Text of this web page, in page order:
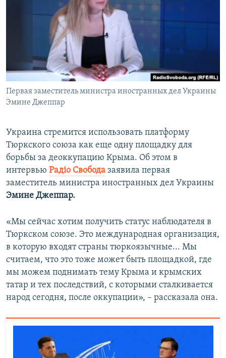
СОВЕТЫ ПРАВОЗАЩИТНИКОВ
ПРОПАВШИЕ БЕЗ ВЕСТИ
ПОБЕДИТЕЛЕЙ НЕ СУДЯТ?
КРЫМ.НЕПОКОРЕННЫЙ
УКРАИНСКАЯ ПРОБЛЕМА КРЫМА
Qırımtatar
ПРИСОЕДИНЯЙТЕСЬ!
Все сайты RFE/RL
Первая заместитель министра иностранных дел Украины
Эмине Джеппар
Украина стремится использовать платформу
Тюркского союза как еще одну площадку для
борьбы за деоккупацию Крыма. Об этом в
интервью Радiо Свобода заявила первая
заместитель министра иностранных дел Украины
Эмине Джеппар.
«Мы сейчас хотим получить статус наблюдателя в
Тюркском союзе. Это международная организация,
в которую входят страны тюркоязычные... Мы
считаем, что это тоже может быть площадкой, где
мы можем поднимать тему Крыма и крымских
татар и тех последствий, с которыми сталкивается
народ сегодня, после оккупации», – рассказала она.